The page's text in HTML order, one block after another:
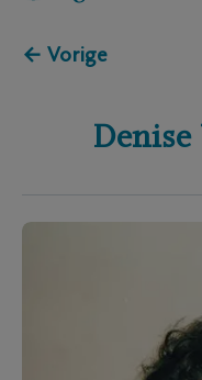
← Vorige
Denise